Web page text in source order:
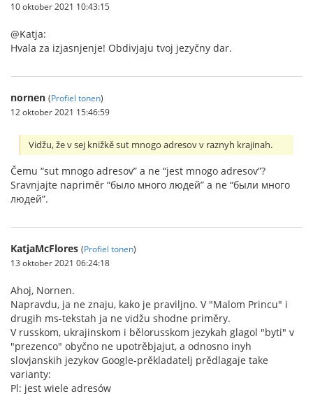
10 oktober 2021 10:43:15
@Katja:
Hvala za izjasnjenje! Obdivjaju tvoj jezyčny dar.
nornen (Profiel tonen)
12 oktober 2021 15:46:59
Vidžu, že v sej knižkě sut mnogo adresov v raznyh krajinah.
Čemu “sut mnogo adresov” a ne “jest mnogo adresov”?
Sravnjajte napriměr “было много людей” a ne “были много
людей”.
KatjaMcFlores (Profiel tonen)
13 oktober 2021 06:24:18
Ahoj, Nornen.
Napravdu, ja ne znaju, kako je praviljno. V "Malom Princu" i
drugih ms-tekstah ja ne vidžu shodne priměry.
V russkom, ukrajinskom i bělorusskom jezykah glagol "byti" v
"prezenco" obyčno ne upotrěbjajut, a odnosno inyh
slovjanskih jezykov Google-prěkladatelj prědlagaje take
varianty:
Pl: jest wiele adresów